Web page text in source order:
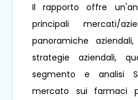
Il rapporto offre
principali mercati/
panoramiche
strategie aziendali,
segmento e analisi
mercato sui farmaci